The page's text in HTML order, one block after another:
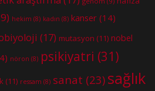
hekim (8) kadın (8) kanser (14)
(17) mutasyon (11) nobel
nöron (8) psikiyatri (31)
(11) ressam (8) sanat (23) sağlık